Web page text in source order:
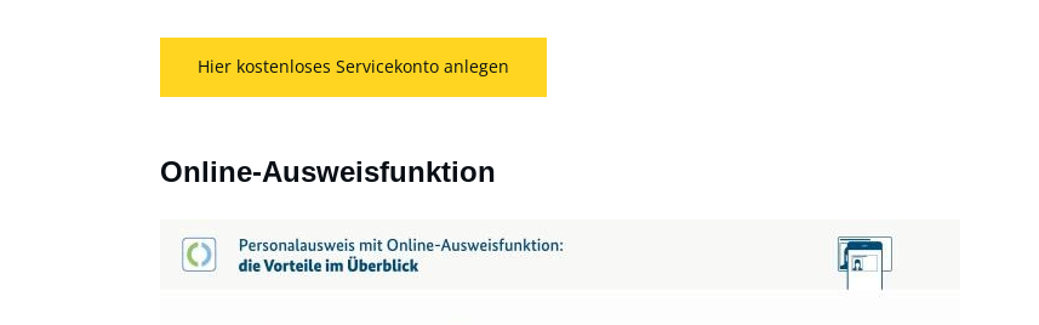
Hier kostenloses Servicekonto anlegen
Online-Ausweisfunktion